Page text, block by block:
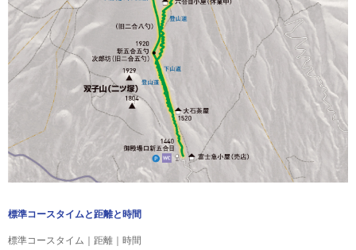
標準コースタイムと距離と時間
標準コースタイム｜距離｜時間